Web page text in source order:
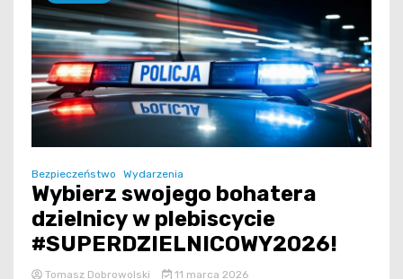
Bezpieczeństwo Wydarzenia
Wybierz swojego bohatera
dzielnicy w plebiscycie
#SUPERDZIELNICOWY2026!
Tomasz Dobrowolski 11 marca 2026